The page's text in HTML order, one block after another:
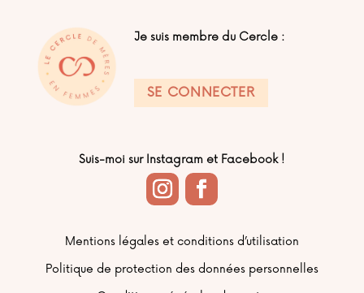
Je suis membre du Cercle :
SE CONNECTER
Suis-moi sur Instagram et Facebook !
Mentions légales et conditions d’utilisation
Politique de protection des données personnelles